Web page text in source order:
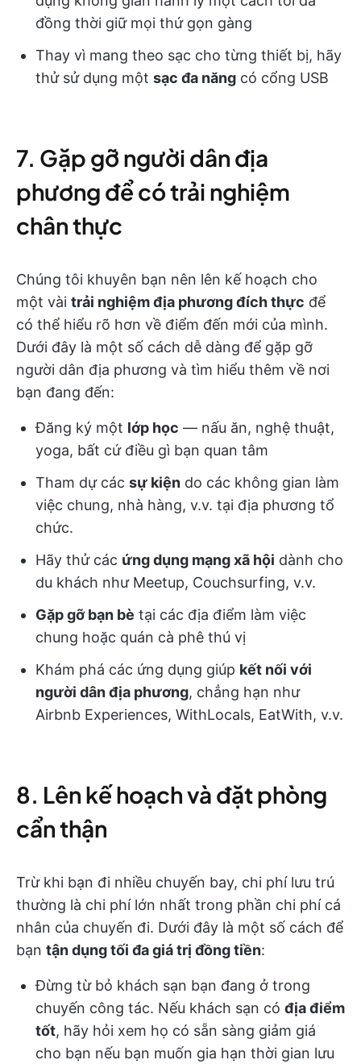
đồng thời giữ mọi thứ gọn gàng
Thay vì mang theo sạc cho từng thiết bị, hãy
thử sử dụng một sạc đa năng có cổng USB
7. Gặp gỡ người dân địa
phương để có trải nghiệm
chân thực
Chúng tôi khuyên bạn nên lên kế hoạch cho
một vài trải nghiệm địa phương đích thực để
có thể hiểu rõ hơn về điểm đến mới của mình.
Dưới đây là một số cách dễ dàng để gặp gỡ
người dân địa phương và tìm hiểu thêm về nơi
bạn đang đến:
Đăng ký một lớp học — nấu ăn, nghệ thuật,
yoga, bất cứ điều gì bạn quan tâm
Tham dự các sự kiện do các không gian làm
việc chung, nhà hàng, v.v. tại địa phương tổ
chức.
Hãy thử các ứng dụng mạng xã hội dành cho
du khách như Meetup, Couchsurfing, v.v.
Gặp gỡ bạn bè tại các địa điểm làm việc
chung hoặc quán cà phê thú vị
Khám phá các ứng dụng giúp kết nối với
người dân địa phương, chẳng hạn như
Airbnb Experiences, WithLocals, EatWith, v.v.
8. Lên kế hoạch và đặt phòng
cẩn thận
Trừ khi bạn đi nhiều chuyến bay, chi phí lưu trú
thường là chi phí lớn nhất trong phần chi phí cá
nhân của chuyến đi. Dưới đây là một số cách để
bạn tận dụng tối đa giá trị đồng tiền:
Đừng từ bỏ khách sạn bạn đang ở trong
chuyến công tác. Nếu khách sạn có địa điểm
tốt, hãy hỏi xem họ có sẵn sàng giảm giá
cho bạn nếu bạn muốn gia hạn thời gian lưu